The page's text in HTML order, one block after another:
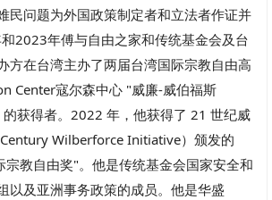
民问题为外国政策制定者和立法者作证并
2023年傅与自由之家和传统基金会及台
方在台湾主办了两届台湾国际宗教自由高
Center寇尔森中心 "威廉-威伯福斯
获得者。2022 年，他获得了 21 世纪威
Wilberforce Initiative）颁发的
宗教自由奖"。他是传统基金会国家安全和
以及亚洲事务政策的成员。他是华盛